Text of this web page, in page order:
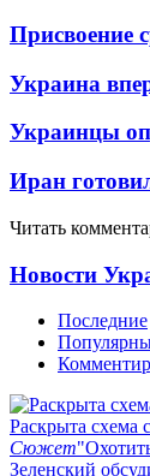
Присвоение
Украина
Украинцы
Иран
Читать
Новости
Последние
Раскрыта схема
Сюжет
Зеленский